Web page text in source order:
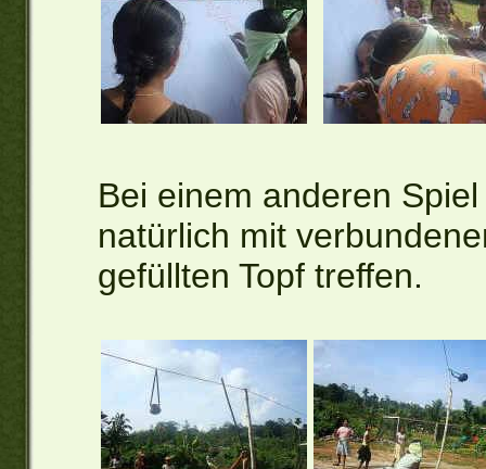
Bei einem anderen
natürlich mit
gefüllten Topf treffen.